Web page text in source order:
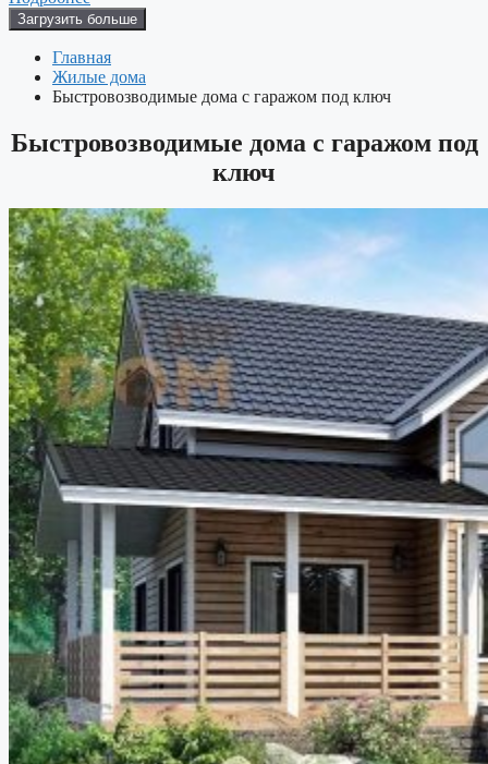
Загрузить больше
Главная
Жилые дома
Быстровозводимые дома с гаражом под ключ
Быстровозводимые дома с гаражом под
ключ